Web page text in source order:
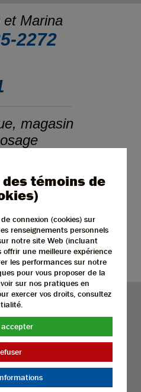
et Marina
2272
magasin
2246
témoins de
connexion (cookies) sur
renseignements personnels
notre site Web (incluant
offrir une meilleure expérience
les performances sur notre
pour vous proposer de la
sur nos pratiques en
exercer vos droits, consultez
accepter